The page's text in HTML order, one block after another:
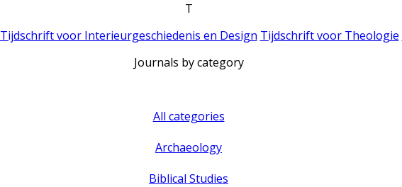
T
Tijdschrift voor Interieurgeschiedenis en Design Tijdschrift voor Theologie
Journals by category
All categories
Archaeology
Biblical Studies